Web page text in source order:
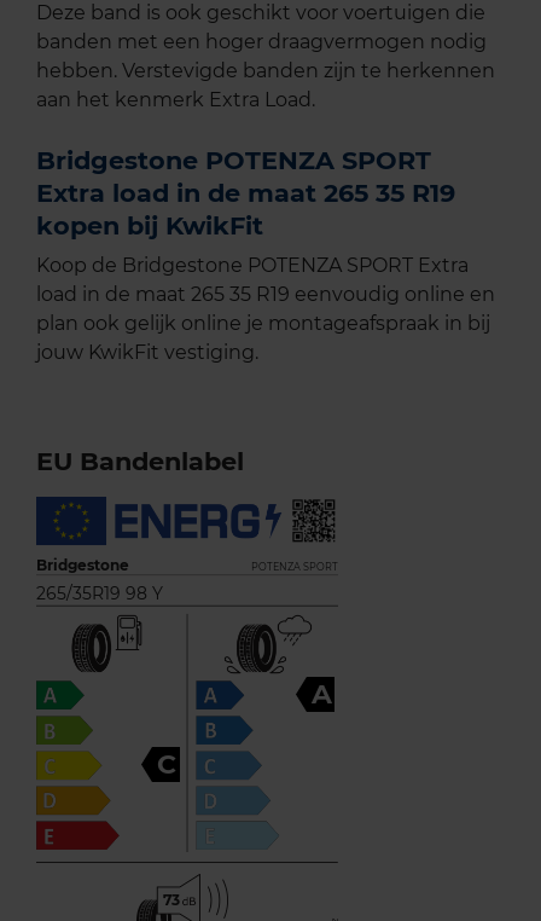
Deze band is ook geschikt voor voertuigen die
banden met een hoger draagvermogen nodig
hebben. Verstevigde banden zijn te herkennen
aan het kenmerk Extra Load.
Bridgestone POTENZA SPORT
Extra load in de maat 265 35 R19
kopen bij KwikFit
Koop de Bridgestone POTENZA SPORT Extra
load in de maat 265 35 R19 eenvoudig online en
plan ook gelijk online je montageafspraak in bij
jouw KwikFit vestiging.
EU Bandenlabel
Bridgestone POTENZA SPORT
265/35R19 98 Y
C
A
73